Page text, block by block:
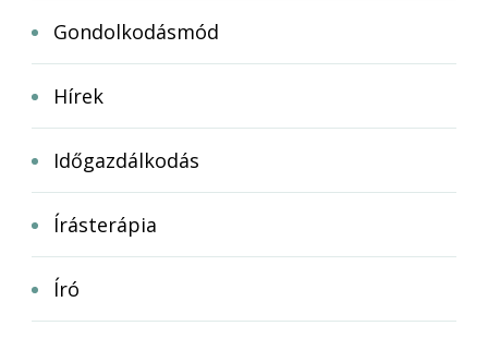
Gondolkodásmód
Hírek
Időgazdálkodás
Írásterápia
Író